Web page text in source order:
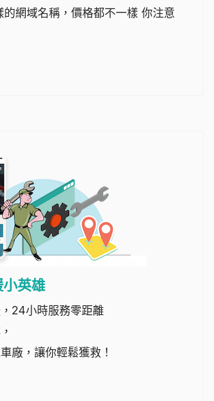
網域名稱，價格都不一樣 你注意
英雄
24小時服務零距離
廠，讓你輕鬆獲救！